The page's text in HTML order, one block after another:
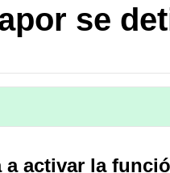
se
activar la